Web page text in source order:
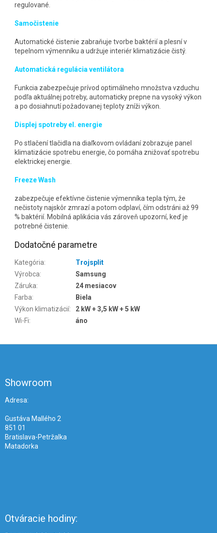
regulované.
Samočistenie
Automatické čistenie zabraňuje tvorbe baktérií a plesní v
tepelnom výmenníku a udržuje interiér klimatizácie čistý.
Automatická regulácia ventilátora
Funkcia zabezpečuje prívod optimálneho množstva vzduchu
podľa aktuálnej potreby, automaticky prepne na vysoký výkon
a po dosiahnutí požadovanej teploty zníži výkon.
Displej spotreby el. energie
Po stlačení tlačidla na diaľkovom ovládaní zobrazuje panel
klimatizácie spotrebu energie, čo pomáha znižovať spotrebu
elektrickej energie.
Freeze Wash
zabezpečuje efektívne čistenie výmenníka tepla tým, že
nečistoty najskôr zmrazí a potom odplaví, čím odstráni až 99
% baktérií. Mobilná aplikácia vás zároveň upozorní, keď je
potrebné čistenie.
Dodatočné parametre
Kategória:
Trojsplit
Výrobca:
Samsung
Záruka:
24 mesiacov
Farba:
Biela
Výkon klimatizácií:
2 kW + 3,5 kW + 5 kW
Wi-Fi: áno
Showroom
Adresa:
Gustáva Mallého 2
851 01
Bratislava-Petržalka
Matadorka
Otváracie hodiny: